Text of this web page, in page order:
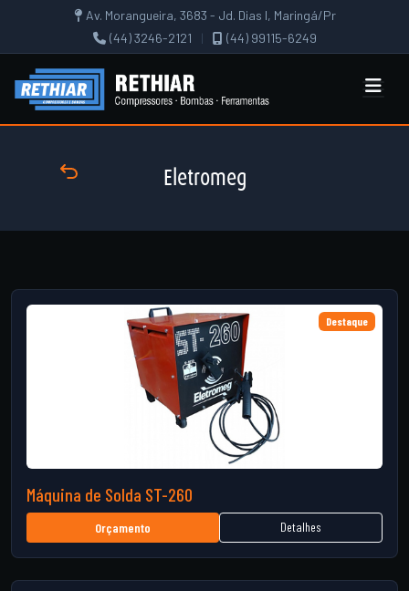
Av. Morangueira, 3683 - Jd. Dias I, Maringá/Pr
(44) 3246-2121
| (44) 99115-6249
Eletromeg
Destaque
Máquina de Solda ST-260
Orçamento Detalhes